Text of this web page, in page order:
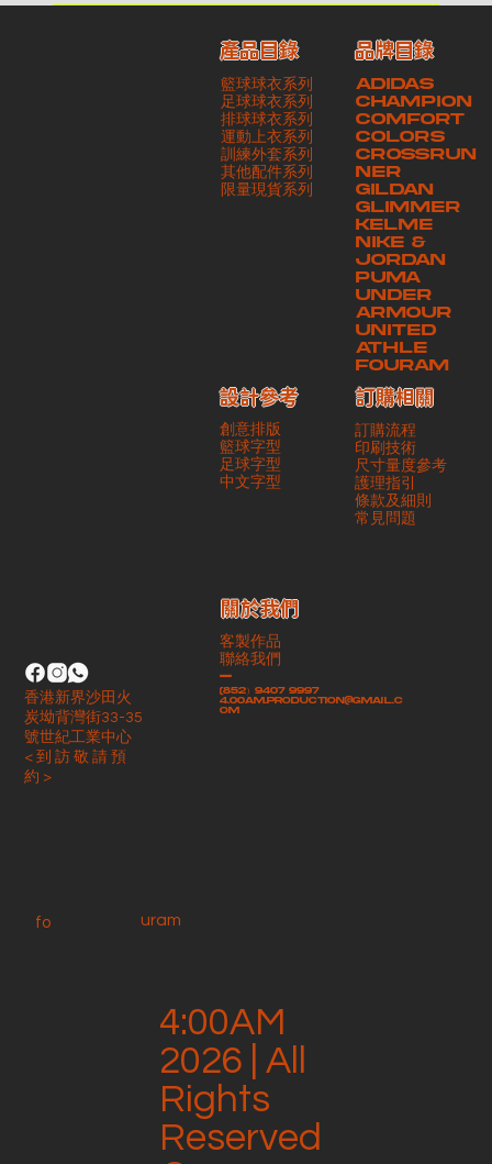
相關價目，貴客最終確認後將獲取正式完整單據，請安排繳付貨款訂金以
啟動貨品製作 4 / 商品印製 訂金核實後，4AM 團隊將隨即開始製作 5
/ 貨品提取 商品製作完成後，4AM 團隊將聯絡貴客安排貨款餘額及提取
貨品。貴客可選擇最適合的付款方式以及取貨安排
交易單據。如貴客欲更改電郵地址，請與 4AM 團隊聯絡 - 貴客的付款
記錄可透過電郵 或 WhatsApp平台（ 請註明訂單編號 ）交予4AM 團
隊核實有關款項 - 任何轉帳或換匯交易手續費等額外費用，一概不歸屬
本公司之責任 - 貴客請於收獲本公司正式訂購單據後 3 個工作天內安排
付款。如未能按期繳付所需款項，貴客須緻交因逾期所衍生之額外行政費
請與4AM團隊職員聯絡預約取貨時間｜​ ・ GoGoVan ｜即日完成配送
服務｜運費由貴客現金支付司機｜ ・ 順豐速運 ｜貨件運送需要多於2－
3個工作天｜到付｜​ - 貴客請於貨品可取日起之 10 個工作天內安排提取
貨品，如逾期未取，本公司將不予保存相關貨品。有關貨款訂金將不予歸
還，貴客仍須負責貨款餘額 - 貴客請於收貨時小心核對貨品數量及檢查
貨品品質 - 基於 S.F. Express / GoGoVan 等託運商為第三方服務，
本公司將保證貨品安全到達第三方手中。如第三方在運送過程中引致任何
有關貨品之遺失、損毀、誤投或運送延誤，本公司一律不負責
4:00AM
2026 | All
Rights
Reserved
產品目錄
籃球球衣系列
足球球衣系列
排球球衣系列
運動上衣系列
訓練外套系列
其他配件系列
​限量現貨系列
ADIDAS
CHAMPION
COMFORT
COLORS
CROSSRUN
NER
GILDAN
GLIMMER
KELME
NIKE &
JORDAN
PUMA
UNDER
ARMOUR
UNITED
ATHLE
FOURAM
品牌目錄
創意排版
籃球字型
足球字型
​中文字型
設計參考
訂購流程
印刷技術
尺寸量度參考
護理指引
條款及細則
​常見問題
訂購相關
客製作品
聯絡我們
-
(852）9407 9997
4.00am.production@gmail.c
om
​關於我們
香港新界沙田火
炭坳背灣街33-35
號世紀工業中心
< 到 訪 敬 請 預
約 >
fo uram